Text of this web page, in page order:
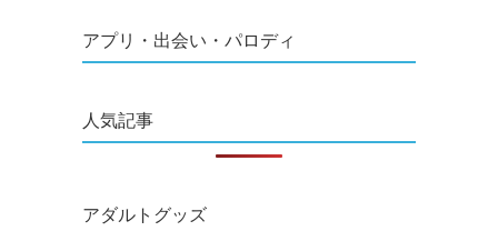
アプリ・出会い・パロディ
人気記事
アダルトグッズ